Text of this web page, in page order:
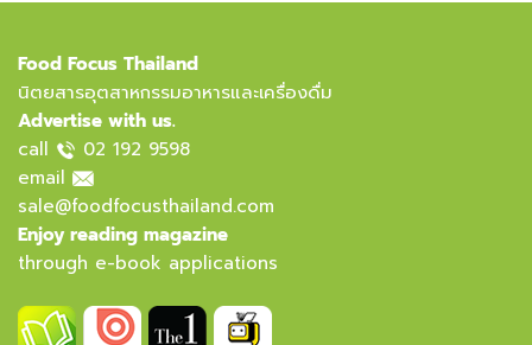
Food Focus Thailand
นิตยสารอุตสาหกรรมอาหารและเครื่องดื่ม
Advertise with us.
call
02 192 9598
email
sale@foodfocusthailand.com
Enjoy reading magazine
through e-book applications